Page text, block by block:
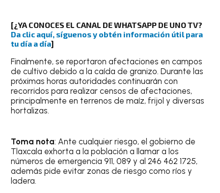
[¿YA CONOCES EL CANAL DE WHATSAPP DE UNO TV?
Da clic aquí, síguenos y obtén información útil para
tu día a día]
Finalmente, se reportaron afectaciones en campos
de cultivo debido a la caída de granizo. Durante las
próximas horas autoridades continuarán con
recorridos para realizar censos de afectaciones,
principalmente en terrenos de maíz, frijol y diversas
hortalizas.
Toma nota: Ante cualquier riesgo, el gobierno de
Tlaxcala exhorta a la población a llamar a los
números de emergencia 911, 089 y al 246 462 1725,
además pide evitar zonas de riesgo como ríos y
ladera.